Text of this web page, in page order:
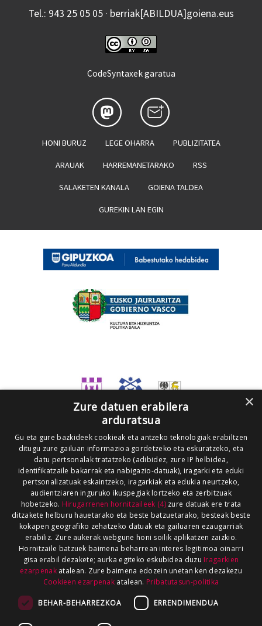
Tel.: 943 25 05 05 · berriak[ABILDUA]goiena.eus
CodeSyntaxek garatua
HONI BURUZ LEGE OHARRA PUBLIZITATEA
ARAUAK HARREMANETARAKO RSS
SALAKETEN KANALA GOIENA TALDEA
GUREKIN LAN EGIN
×
Zure datuen erabilera
arduratsua
Gu eta gure bazkideek cookieak eta antzeko teknologiak erabiltzen
ditugu zure gailuan informazioa gordetzeko eta eskuratzeko, eta
datu pertsonalak tratatzeko (adibidez, zure IP helbidea,
identifikatzaile bakarrak eta nabigazio-datuak), iragarki eta eduki
pertsonalizatuak eskaintzeko, iragarkiak eta edukia neurtzeko,
audientziaren inguruko ikuspegiak lortzeko eta zerbitzuak
hobetzeko. Hirugarrenen hornitzaileek (4)zure datuak ere trata
ditzakete helburu hauetarako eta beste batzuetarako, besteak beste
kokapen geografiko zehatzeko datuak eta gailuaren ezaugarriak
erabiliz. Zure aukerak webgune honi soilik aplikatzen zaizkio.
Hornitzaile batzuek baimena beharrean interes legitimoa oinarri
gisa erabil dezakete; aurka egiteko eskubidea duzu Iragarkien
ezarpenakatalean. Zure baimena edozein unetan ken dezakezu
Cookieen ezarpenak atalean. Pribatutasun-politika
BEHAR-BEHARREZKOA ERRENDIMENDUA